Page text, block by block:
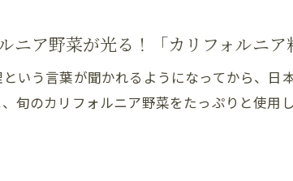
ニア野菜が光る！「カリフォルニア
いう言葉が聞かれるようになってから、日
旬のカリフォルニア野菜をたっぷりと使用